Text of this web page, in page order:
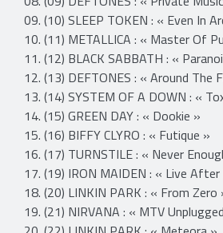
09. (10) SLEEP TOKEN : « Even In
10. (11) METALLICA : « Master Of
11. (12) BLACK SABBATH : «
12. (13) DEFTONES : « Around The
13. (14) SYSTEM OF A DOWN : «
14. (15) GREEN DAY : « Dookie »
15. (16) BIFFY CLYRO : « Futique »
16. (17) TURNSTILE : « Never
17. (19) IRON MAIDEN : « Live
18. (20) LINKIN PARK : « From Zero
19. (21) NIRVANA : « MTV